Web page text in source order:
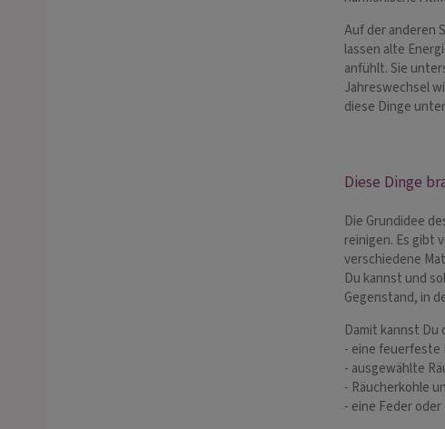
Auf der anderen
lassen alte
anfühlt. Sie
Jahreswechsel
diese Dinge
Diese Dinge
Die Grundidee
reinigen. Es gibt
verschiedene
Du kannst und
Gegenstand, in
Damit kannst Du
- eine feuerfeste
- ausgewählte
- Räucherkohle
- eine Feder